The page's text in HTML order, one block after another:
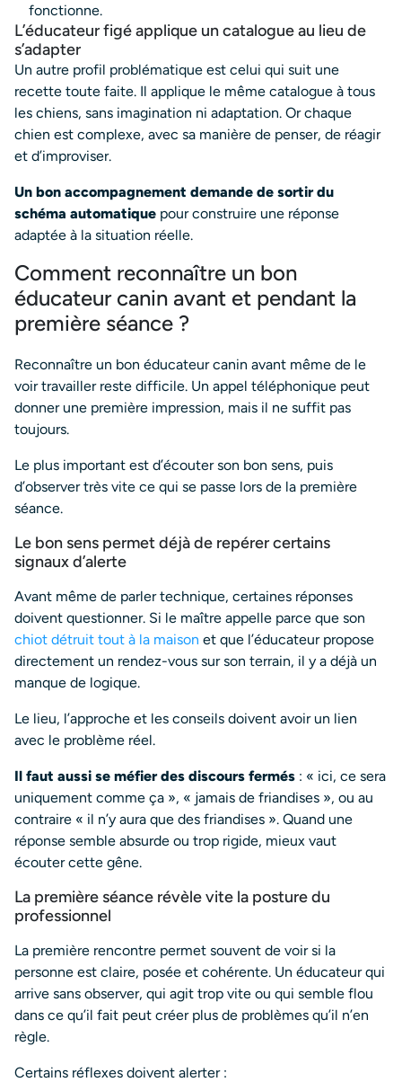
fonctionne.
L’éducateur figé applique un catalogue au lieu de
s’adapter
Un autre profil problématique est celui qui suit une
recette toute faite. Il applique le même catalogue à tous
les chiens, sans imagination ni adaptation. Or chaque
chien est complexe, avec sa manière de penser, de réagir
et d’improviser.
Un bon accompagnement demande de sortir du
schéma automatique pour construire une réponse
adaptée à la situation réelle.
Comment reconnaître un bon
éducateur canin avant et pendant la
première séance ?
Reconnaître un bon éducateur canin avant même de le
voir travailler reste difficile. Un appel téléphonique peut
donner une première impression, mais il ne suffit pas
toujours.
Le plus important est d’écouter son bon sens, puis
d’observer très vite ce qui se passe lors de la première
séance.
Le bon sens permet déjà de repérer certains
signaux d’alerte
Avant même de parler technique, certaines réponses
doivent questionner. Si le maître appelle parce que son
chiot détruit tout à la maison et que l’éducateur propose
directement un rendez-vous sur son terrain, il y a déjà un
manque de logique.
Le lieu, l’approche et les conseils doivent avoir un lien
avec le problème réel.
Il faut aussi se méfier des discours fermés : « ici, ce sera
uniquement comme ça », « jamais de friandises », ou au
contraire « il n’y aura que des friandises ». Quand une
réponse semble absurde ou trop rigide, mieux vaut
écouter cette gêne.
La première séance révèle vite la posture du
professionnel
La première rencontre permet souvent de voir si la
personne est claire, posée et cohérente. Un éducateur qui
arrive sans observer, qui agit trop vite ou qui semble flou
dans ce qu’il fait peut créer plus de problèmes qu’il n’en
règle.
Certains réflexes doivent alerter :